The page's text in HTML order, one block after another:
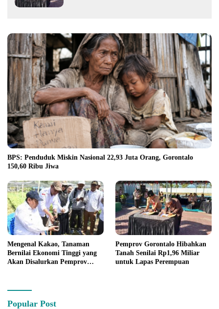
BPS: Penduduk Miskin Nasional 22,93 Juta Orang, Gorontalo
150,60 Ribu Jiwa
Mengenal Kakao, Tanaman
Bernilai Ekonomi Tinggi yang
Akan Disalurkan Pemprov
Pemprov Gorontalo Hibahkan
Tanah Senilai Rp1,96 Miliar
untuk Lapas Perempuan
Popular Post